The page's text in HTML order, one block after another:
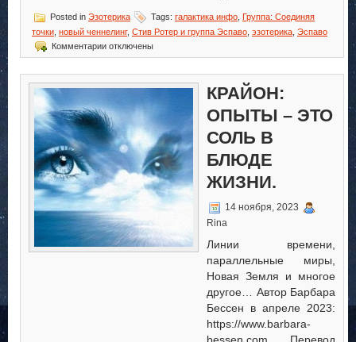
Posted in Эзотерика Tags: галактика инфо Группа: Соединяя
точки новый ченнелинг, Стив Ротер и группа Эспаво эзотерика Эспаво
Комментариик
записи
Группа:
точки
отключены
КРАЙОН:
ОПЫТЫ – ЭТО
СОЛЬ В
БЛЮДЕ
ЖИЗНИ.
14 ноября, 2023
Rina
Линии времени,
параллельные миры,
Новая Земля и многое
другое… Автор Барбара
Бессен в апреле 2023:
https://www.barbara-